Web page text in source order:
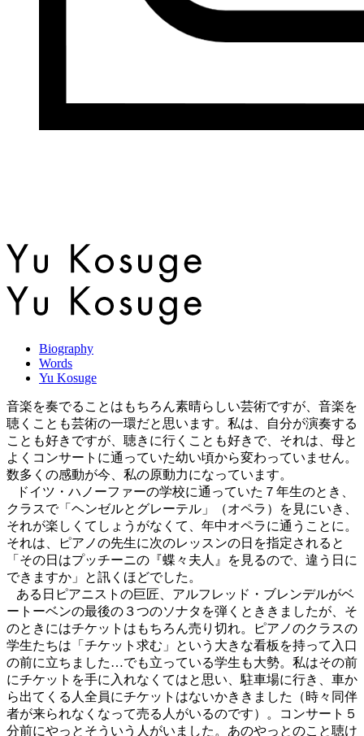
Biography
Words
Yu Kosuge
音楽を奏でることはもちろん素晴らしい芸術ですが、音楽を
聴くことも芸術の一環だと思います。私は、自分が演奏する
ことも好きですが、聴きに行くことも好きで、それは、母と
よくコンサートに通っていた幼い頃から変わっていません。
数多くの感動が今、私の原動力になっています。
ドイツ・ハノーファーの学校に通っていた７年生のとき、
クラスで「ヘンゼルとグレーテル」（オペラ）を見にいき、
それが楽しくてしょうがなくて、年中オペラに通うことに。
それは、ピアノの先生に次のレッスンの日を指定されると
「その日はプッチーニの『蝶々夫人』を見るので、違う日に
できますか」と訊くほどでした。
ある日ピアニストの巨匠、アルフレッド・ブレンデルがベ
ートーベンの最後の３つのソナタを弾くとききましたが、そ
のときにはチケットはもちろん売り切れ。ピアノのクラスの
学生たちは「チケット求む」という大きな看板を持って入口
の前に立ちました…でも立っている学生も大勢。私はその前
にチケットを手に入れなくてはと思い、駐車場に行き、車か
ら出てくる人全員にチケットはないかききました（時々同伴
者が来られなくなって売る人がいるのです）。コンサート５
分前にやっとそういう人がいました。あのやっとのこと聴け